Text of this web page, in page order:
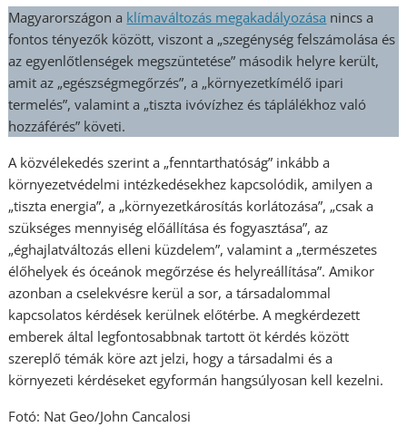
Magyarországon a klímaváltozás megakadályozása nincs a
fontos tényezők között, viszont a „szegénység felszámolása és
az egyenlőtlenségek megszüntetése” második helyre került,
amit az „egészségmegőrzés”, a „környezetkímélő ipari
termelés”, valamint a „tiszta ivóvízhez és táplálékhoz való
hozzáférés” követi.
A közvélekedés szerint a „fenntarthatóság” inkább a
környezetvédelmi intézkedésekhez kapcsolódik, amilyen a
„tiszta energia”, a „környezetkárosítás korlátozása”, „csak a
szükséges mennyiség előállítása és fogyasztása”, az
„éghajlatváltozás elleni küzdelem”, valamint a „természetes
élőhelyek és óceánok megőrzése és helyreállítása”. Amikor
azonban a cselekvésre kerül a sor, a társadalommal
kapcsolatos kérdések kerülnek előtérbe. A megkérdezett
emberek által legfontosabbnak tartott öt kérdés között
szereplő témák köre azt jelzi, hogy a társadalmi és a
környezeti kérdéseket egyformán hangsúlyosan kell kezelni.
Fotó: Nat Geo/John Cancalosi